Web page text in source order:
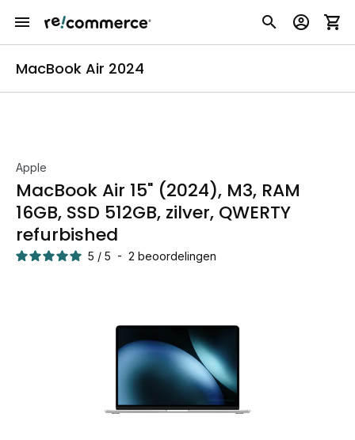
MacBook Air 2024
Apple
MacBook Air 15" (2024), M3, RAM
16GB, SSD 512GB, zilver, QWERTY
refurbished
5 / 5 - 2 beoordelingen